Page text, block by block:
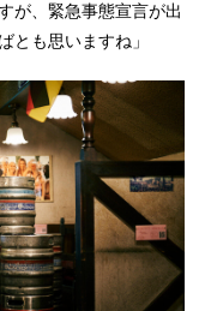
が、緊急事態宣言が出
とも思いますね」